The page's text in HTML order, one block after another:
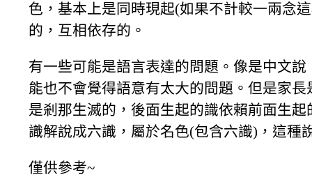
色，基本上是同時現起(如果不計較一兩念
的，互相依存的。
有一些可能是語言表達的問題。像是中文
能也不會覺得語意有太大的問題。但是家
是剎那生滅的，後面生起的識依賴前面生
識解說成六識，屬於名色(包含六識)，這種
僅供參考~